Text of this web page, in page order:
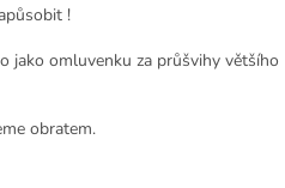
!
jako omluvenku za průšvihy většího
obratem.